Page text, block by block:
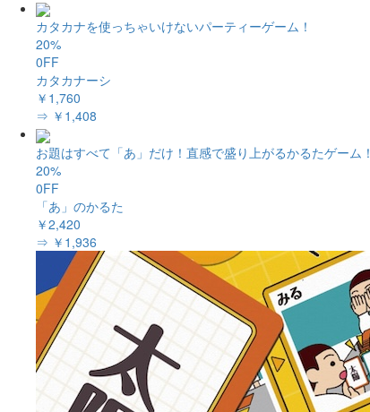
カタカナを使っちゃいけないパーティーゲーム！
20%
0FF
カタカナーシ
￥1,760
⇒ ￥1,408
お題はすべて「あ」だけ！直感で盛り上がるかるたゲーム！
20%
0FF
「あ」のかるた
￥2,420
⇒ ￥1,936